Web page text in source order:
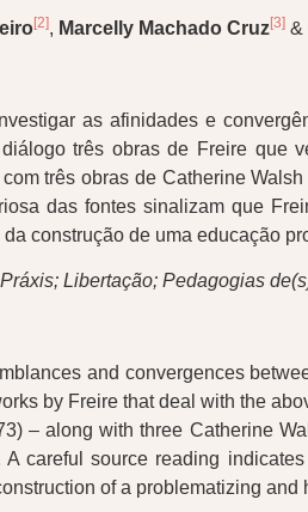
[2], Marcelly Machado Cruz[3] &
as afinidades e
três obras de Freire que
três obras de Catherine
das fontes sinalizam que
construção de uma educação
Libertação; Pedagogias
and convergences
by Freire that deal with the
– along with three Catherine
careful source reading
of a problematizing